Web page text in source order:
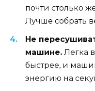
почти столько
Лучше собрать
Не
машине. Легка
быстрее, и
энергию на